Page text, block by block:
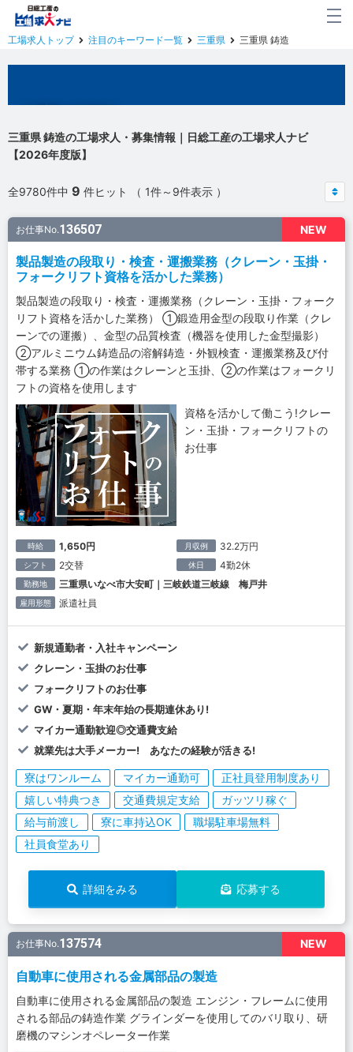
工場求人トップ 注目のキーワード一覧 三重県 三重県 鋳造
三重県 鋳造の工場求人・募集情報｜日総工産の工場求人ナビ
【2026年度版】
全9780件中 9 件ヒット （ 1件～9件表示 ）
NEW
お仕事No.136507
製品製造の段取り・検査・運搬業務（クレーン・玉掛・
フォークリフト資格を活かした業務）
製品製造の段取り・検査・運搬業務（クレーン・玉掛・フォーク
リフト資格を活かした業務） ①鍛造用金型の段取り作業（クレ
ーンでの運搬）、金型の品質検査（機器を使用した金型撮影）
②アルミニウム鋳造品の溶解鋳造・外観検査・運搬業務及び付
帯する業務 ①の作業はクレーンと玉掛、②の作業はフォークリ
フトの資格を使用します
資格を活かして働こう!クレー
ン・玉掛・フォークリフトの
お仕事
時給 1,650円 月収例 32.2万円
シフト 2交替 休日 4勤2休
勤務地 三重県いなべ市大安町｜三岐鉄道三岐線 梅戸井
雇用形態 派遣社員
新規通勤者・入社キャンペーン
クレーン・玉掛のお仕事
フォークリフトのお仕事
GW・夏期・年末年始の長期連休あり!
マイカー通勤歓迎◎交通費支給
就業先は大手メーカー! あなたの経験が活きる!
寮はワンルーム マイカー通勤可
正社員登用制度あり
嬉しい特典つき
交通費規定支給
ガッツリ稼ぐ
給与前渡し
寮に車持込OK
職場駐車場無料
社員食堂あり
詳細をみる 応募する
NEW
お仕事No.137574
自動車に使用される金属部品の製造
自動車に使用される金属部品の製造 エンジン・フレームに使用
される部品の鋳造作業 グラインダーを使用してのバリ取り、研
磨機のマシンオペレーター作業